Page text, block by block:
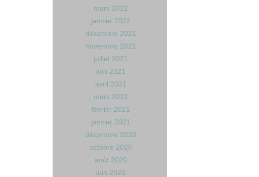
mars 2022
janvier 2022
décembre 2021
novembre 2021
juillet 2021
juin 2021
avril 2021
mars 2021
février 2021
janvier 2021
décembre 2020
octobre 2020
août 2020
juin 2020